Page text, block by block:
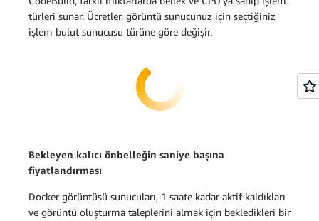
türleri sunar. Ücretler, görüntü sunucunuz için seçtiğiniz
işlem bulut sunucusu türüne göre değişir.
Bekleyen kalıcı önbelleğin saniye başına
fiyatlandırması
Docker görüntüsü sunucuları, 1 saate kadar aktif kaldıkları
ve görüntü oluşturma taleplerini almak için bekledikleri bir